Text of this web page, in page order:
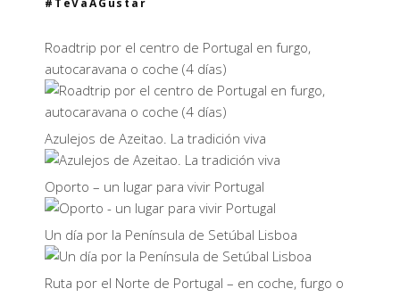
#TeVaAGustar
Roadtrip por el centro de Portugal en furgo,
autocaravana o coche (4 días)
Azulejos de Azeitao. La tradición viva
Oporto – un lugar para vivir Portugal
Un día por la Península de Setúbal Lisboa
Ruta por el Norte de Portugal – en coche, furgo o